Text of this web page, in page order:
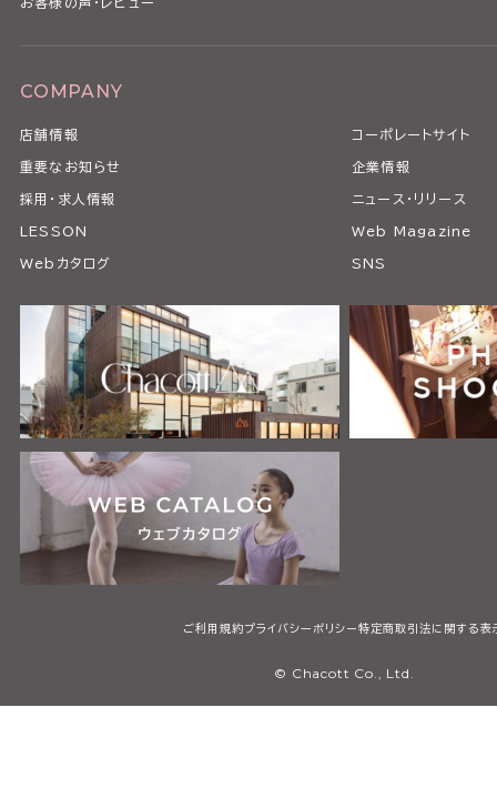
COMPANY
店舗情報 コーポレートサイト
重要なお知らせ 企業情報
採用・求人情報 ニュース・リリース
LESSON Web Magazine
Webカタログ SNS
ご利用規約プライバシーポリシー特定商取引法に関する表
© Chacott Co., Ltd.